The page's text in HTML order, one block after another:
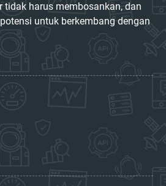
tidak harus membosankan, dan
untuk berkembang dengan